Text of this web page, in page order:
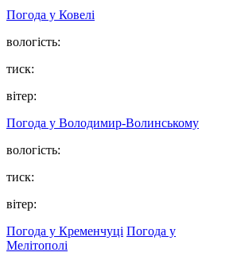
Погода у Ковелі
вологість:
тиск:
вітер:
Погода у Володимир-Волинському
вологість:
тиск:
вітер:
Погода у Кременчуці Погода у
Мелітополі